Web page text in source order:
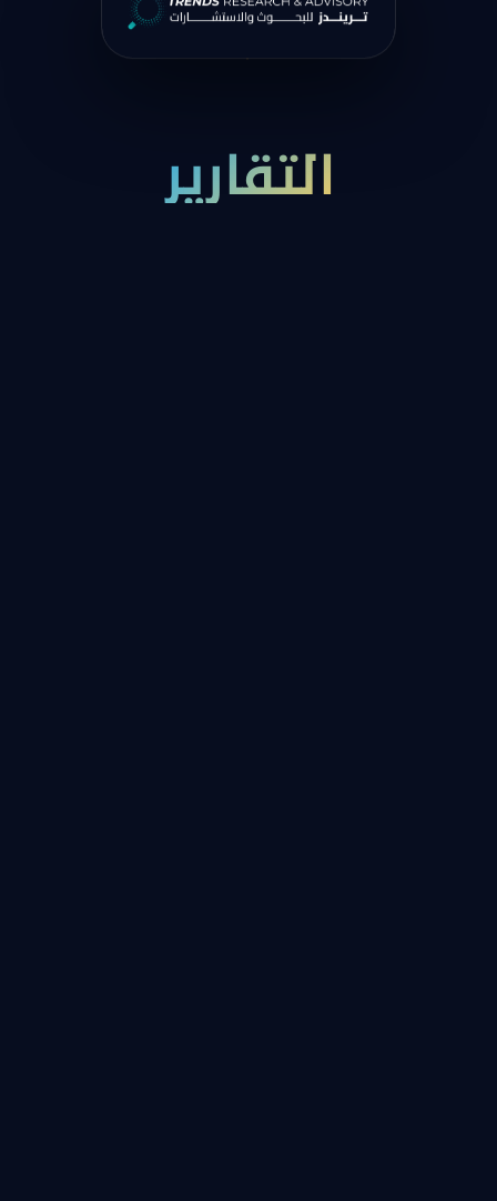
التقارير